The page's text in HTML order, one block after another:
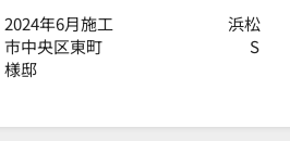
2024年6月施工 浜松
市中央区東町 S
様邸